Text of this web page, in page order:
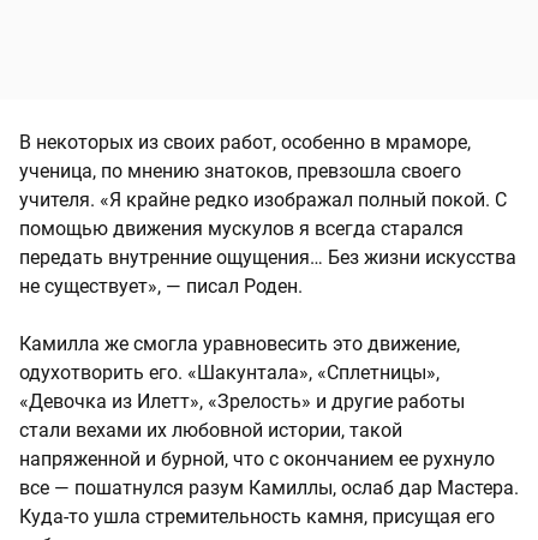
В некоторых из своих работ, особенно в мраморе,
ученица, по мнению знатоков, превзошла своего
учителя. «Я крайне редко изображал полный покой. С
помощью движения мускулов я всегда старался
передать внутренние ощущения… Без жизни искусства
не существует», — писал Роден.
Камилла же смогла уравновесить это движение,
одухотворить его. «Шакунтала», «Сплетницы»,
«Девочка из Илетт», «Зрелость» и другие работы
стали вехами их любовной истории, такой
напряженной и бурной, что с окончанием ее рухнуло
все — пошатнулся разум Камиллы, ослаб дар Мастера.
Куда-то ушла стремительность камня, присущая его